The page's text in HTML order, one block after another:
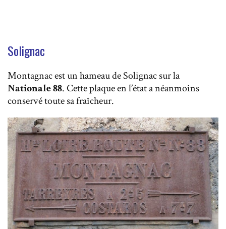
Solignac
Montagnac est un hameau de Solignac sur la
Nationale 88. Cette plaque en l’état a néanmoins
conservé toute sa fraîcheur.